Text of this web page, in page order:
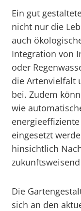
Ein gut
nicht nur die
auch
Integration von
oder
die Artenvielfalt
bei. Zudem
wie
eingesetzt
hinsichtlich
Die
sich an den